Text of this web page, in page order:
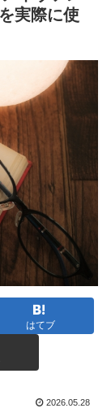
実際に使
はてブ
2026.05.28